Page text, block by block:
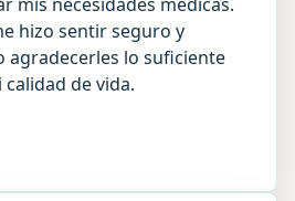
mis necesidades médicas.
hizo sentir seguro y
agradecerles lo suficiente
de vida.